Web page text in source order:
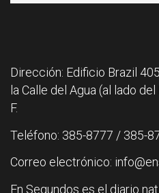
Dirección: Edificio Brazil
la Calle del Agua (al lado
F.
Teléfono: 385-8777 / 385-
Correo electrónico:
En Segundos es el diario